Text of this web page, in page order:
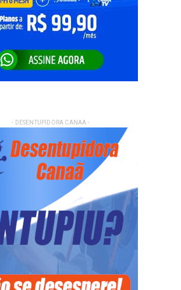
- DESENTUPIDORA CANAA -